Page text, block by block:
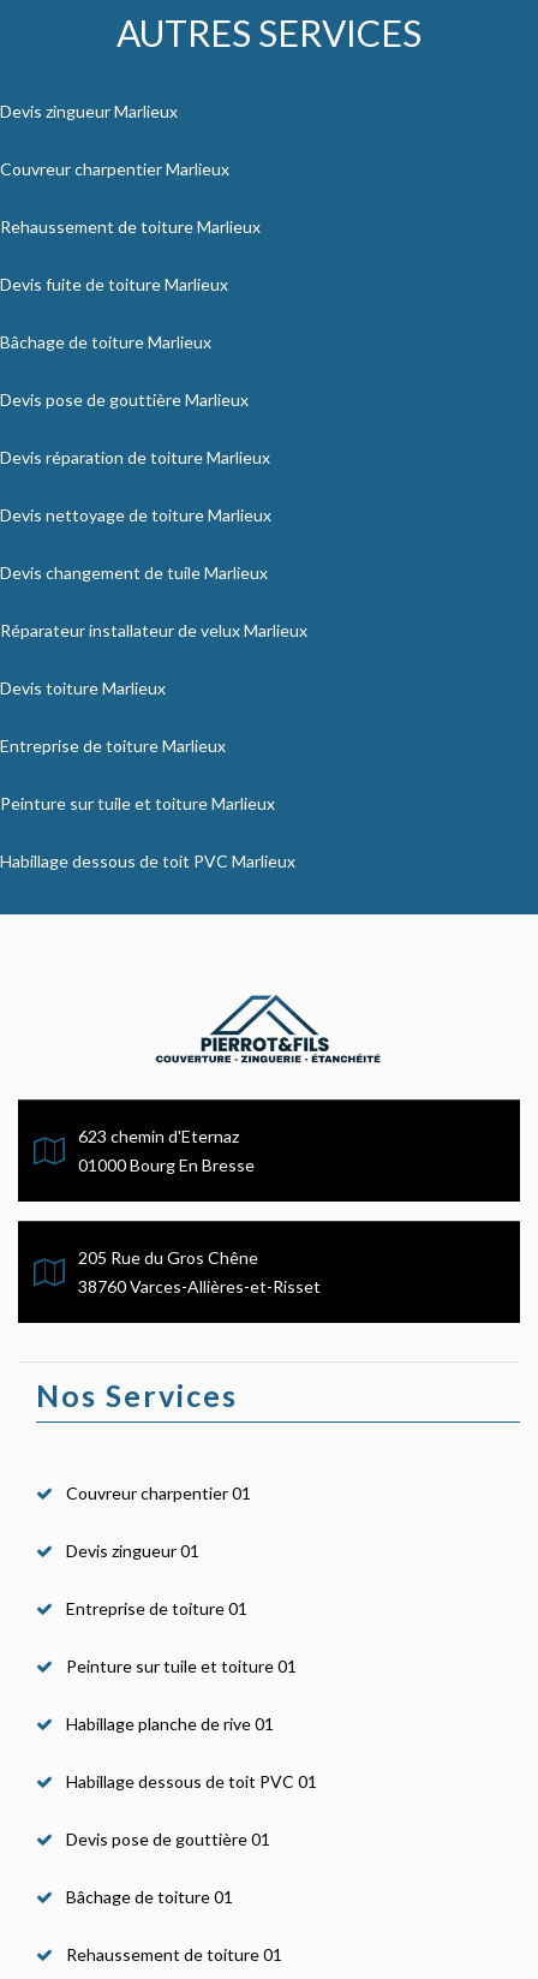
AUTRES SERVICES
Devis zingueur Marlieux
Couvreur charpentier Marlieux
Rehaussement de toiture Marlieux
Devis fuite de toiture Marlieux
Bâchage de toiture Marlieux
Devis pose de gouttière Marlieux
Devis réparation de toiture Marlieux
Devis nettoyage de toiture Marlieux
Devis changement de tuile Marlieux
Réparateur installateur de velux Marlieux
Devis toiture Marlieux
Entreprise de toiture Marlieux
Peinture sur tuile et toiture Marlieux
Habillage dessous de toit PVC Marlieux
623 chemin d'Eternaz
01000 Bourg En Bresse
205 Rue du Gros Chêne
38760 Varces-Allières-et-Risset
Nos Services
Couvreur charpentier 01
Devis zingueur 01
Entreprise de toiture 01
Peinture sur tuile et toiture 01
Habillage planche de rive 01
Habillage dessous de toit PVC 01
Devis pose de gouttière 01
Bâchage de toiture 01
Rehaussement de toiture 01